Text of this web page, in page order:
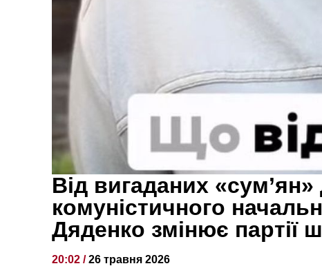
Від вигаданих
комуністичного
Дяденко змінює партії
20:02 /26 травня 2026